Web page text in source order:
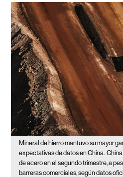
Mineral de hierro mantuvo su mayor
expectativas de datos en China.
de acero en el segundo trimestre, a
barreras comerciales, según datos